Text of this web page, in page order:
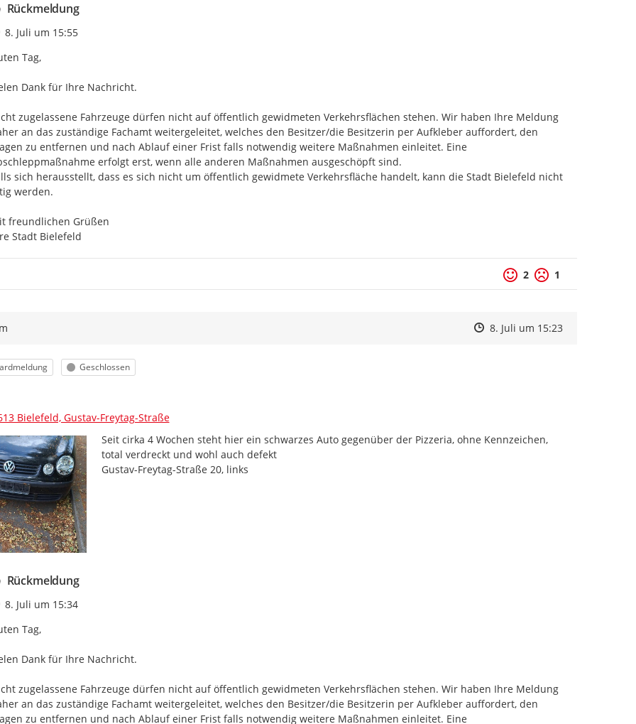
Rückmeldung
Zeitpunkt des Erstellens
8. Juli um 15:55
Tag,
Dank für Ihre Nachricht.
zugelassene Fahrzeuge dürfen nicht auf öffentlich gewidmeten Verkehrsflächen stehen. Wir haben Ihre Meldung
an das zuständige Fachamt weitergeleitet, welches den Besitzer/die Besitzerin per Aufkleber auffordert, den
zu entfernen und nach Ablauf einer Frist falls notwendig weitere Maßnahmen einleitet. Eine
erfolgt erst, wenn alle anderen Maßnahmen ausgeschöpft sind.
sich herausstellt, dass es sich nicht um öffentlich gewidmete Verkehrsfläche handelt, kann die Stadt Bielefeld nicht
werden.
freundlichen Grüßen
Stadt Bielefeld
2 1
Zeitpunkt des Erstellens
Zeitpunkt des Erstellens
8. Juli um 15:23Zur Äußerung
Status
Geschlossen
Bielefeld, Gustav-Freytag-Straße
Seit cirka 4 Wochen steht hier ein schwarzes Auto gegenüber der Pizzeria, ohne Kennzeichen,
total verdreckt und wohl auch defekt
Gustav-Freytag-Straße 20, links
Rückmeldung
Zeitpunkt des Erstellens
8. Juli um 15:34
Tag,
Dank für Ihre Nachricht.
zugelassene Fahrzeuge dürfen nicht auf öffentlich gewidmeten Verkehrsflächen stehen. Wir haben Ihre Meldung
an das zuständige Fachamt weitergeleitet, welches den Besitzer/die Besitzerin per Aufkleber auffordert, den
zu entfernen und nach Ablauf einer Frist falls notwendig weitere Maßnahmen einleitet. Eine